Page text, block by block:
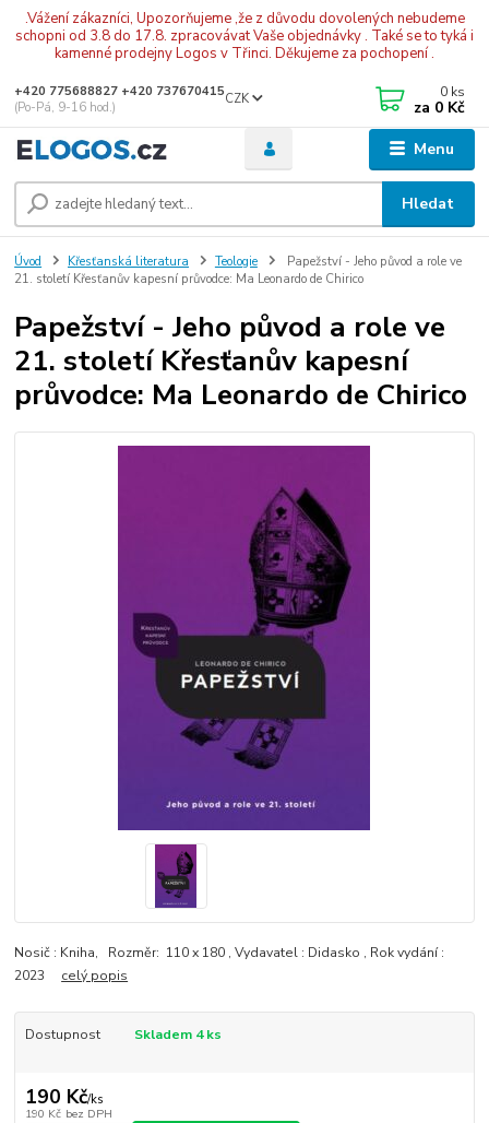
.Vážení zákazníci, Upozorňujeme ,že z důvodu dovolených nebudeme
schopni od 3.8 do 17.8. zpracovávat Vaše objednávky . Také se to tyká i
kamenné prodejny Logos v Třinci. Děkujeme za pochopení .
Menu
CZK
Hledat
+420 775688827 +420 737670415
(Po-Pá, 9-16 hod.)
0 ks
za 0 Kč
Úvod Křesťanská literatura Teologie
Papežství - Jeho původ a role ve
21. století Křesťanův kapesní průvodce: Ma Leonardo de Chirico
Papežství - Jeho původ a role ve
21. století Křesťanův kapesní
průvodce: Ma Leonardo de Chirico
Nosič : Kniha, Rozměr: 110 x 180 , Vydavatel : Didasko , Rok vydání :
2023 celý popis
Dostupnost Skladem 4 ks
190 Kč/ks
190 Kč bez DPH